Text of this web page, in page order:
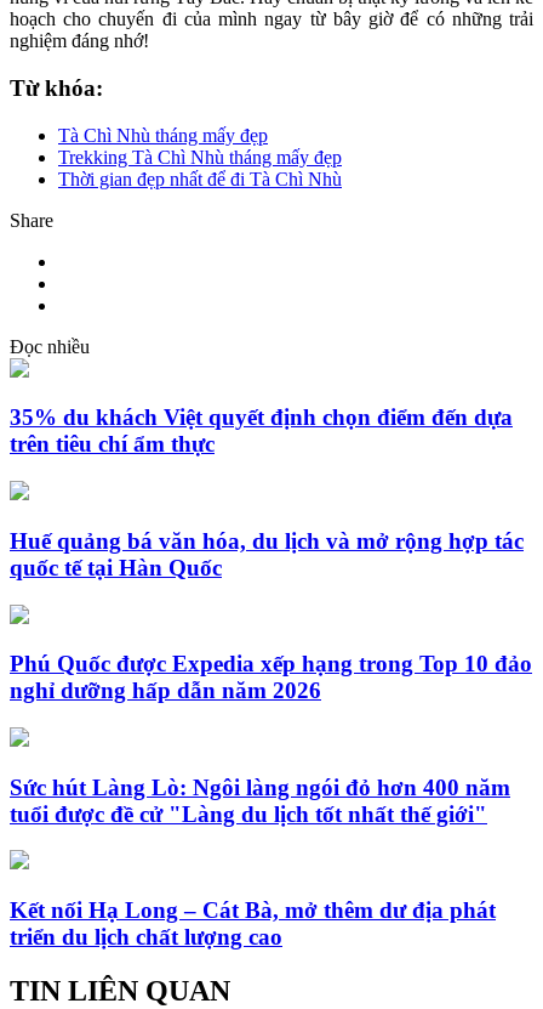
hoạch cho chuyến đi của mình ngay từ bây giờ để có những trải
nghiệm đáng nhớ!
Từ khóa:
Tà Chì Nhù tháng mấy đẹp
Trekking Tà Chì Nhù tháng mấy đẹp
Thời gian đẹp nhất để đi Tà Chì Nhù
Share
Đọc nhiều
35% du khách Việt quyết định chọn điểm đến dựa
trên tiêu chí ẩm thực
Huế quảng bá văn hóa, du lịch và mở rộng hợp tác
quốc tế tại Hàn Quốc
Phú Quốc được Expedia xếp hạng trong Top 10 đảo
nghỉ dưỡng hấp dẫn năm 2026
Sức hút Làng Lò: Ngôi làng ngói đỏ hơn 400 năm
tuổi được đề cử "Làng du lịch tốt nhất thế giới"
Kết nối Hạ Long – Cát Bà, mở thêm dư địa phát
triển du lịch chất lượng cao
TIN LIÊN QUAN